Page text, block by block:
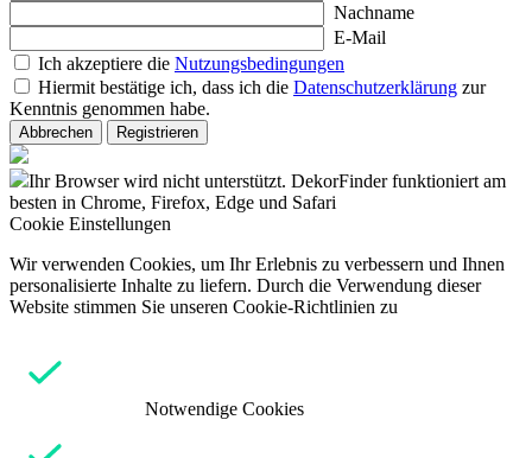
Nachname
E-Mail
Ich akzeptiere die Nutzungsbedingungen
Hiermit bestätige ich, dass ich die Datenschutzerklärung zur
Kenntnis genommen habe.
Abbrechen Registrieren
Ihr Browser wird nicht unterstützt. DekorFinder funktioniert am
besten in Chrome, Firefox, Edge und Safari
Cookie Einstellungen
Wir verwenden Cookies, um Ihr Erlebnis zu verbessern und Ihnen
personalisierte Inhalte zu liefern. Durch die Verwendung dieser
Website stimmen Sie unseren Cookie-Richtlinien zu
Notwendige Cookies